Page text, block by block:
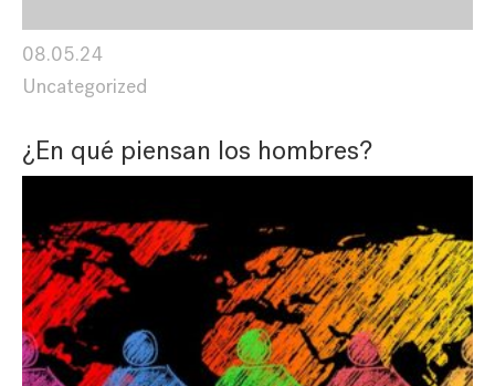
08.05.24
Uncategorized
¿En qué piensan los hombres?